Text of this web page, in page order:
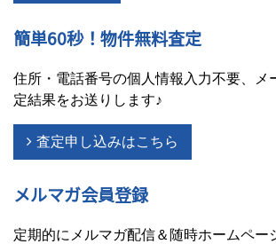
簡単60秒！物件無料査定
住所・電話番号の個人情報入力不要、メ
定結果をお送りします♪
査定申し込みはこちら
メルマガ会員登録
定期的にメルマガ配信＆随時ホームペー